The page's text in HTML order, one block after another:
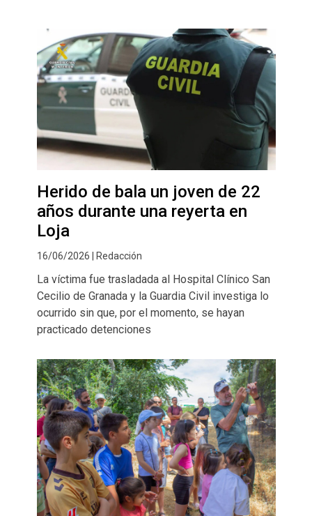
Herido de bala un joven de 22
años durante una reyerta en
Loja
16/06/2026 | Redacción
La víctima fue trasladada al Hospital Clínico San
Cecilio de Granada y la Guardia Civil investiga lo
ocurrido sin que, por el momento, se hayan
practicado detenciones